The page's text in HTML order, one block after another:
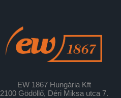
EW 1867 Hungária Kft
2100 Gödöllő, Déri Miksa utca 7.